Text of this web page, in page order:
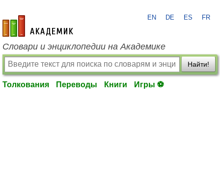
academic.ru
EN DE ES FR
Словари и энциклопедии на Академике
Найти!
Толкования Переводы Книги Игры ⚽